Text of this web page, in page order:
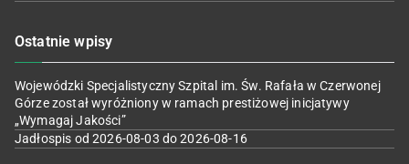
Ostatnie wpisy
Wojewódzki Specjalistyczny Szpital im. Św. Rafała w Czerwonej
Górze został wyróżniony w ramach prestiżowej inicjatywy
„Wymagaj Jakości”
Jadłospis od 2026-08-03 do 2026-08-16